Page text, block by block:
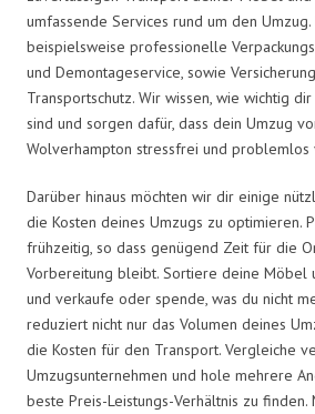
umfassende Services rund um den
beispielsweise professionelle
und Demontageservice, sowie
Transportschutz. Wir wissen, wie wichtig
sind und sorgen dafür, dass dein Umzug
Wolverhampton stressfrei und problemlos
Darüber hinaus möchten wir dir einige
die Kosten deines Umzugs zu optimieren.
frühzeitig, so dass genügend Zeit für die
Vorbereitung bleibt. Sortiere deine Möbel
und verkaufe oder spende, was du nicht
reduziert nicht nur das Volumen deines
die Kosten für den Transport. Vergleiche
Umzugsunternehmen und hole mehrere
beste Preis-Leistungs-Verhältnis zu finden.